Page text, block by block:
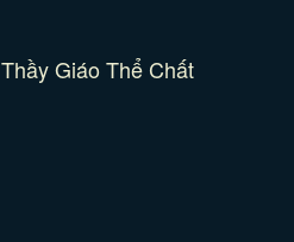
Thầy Giáo Thể Chất